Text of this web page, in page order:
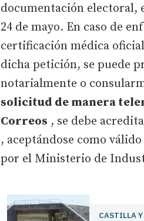
documentación electoral,
24 de mayo. En caso de
certificación médica
dicha petición, se puede
notarialmente o
solicitud de manera
Correos , se debe
, aceptándose como
por el Ministerio de
CASTILLA Y